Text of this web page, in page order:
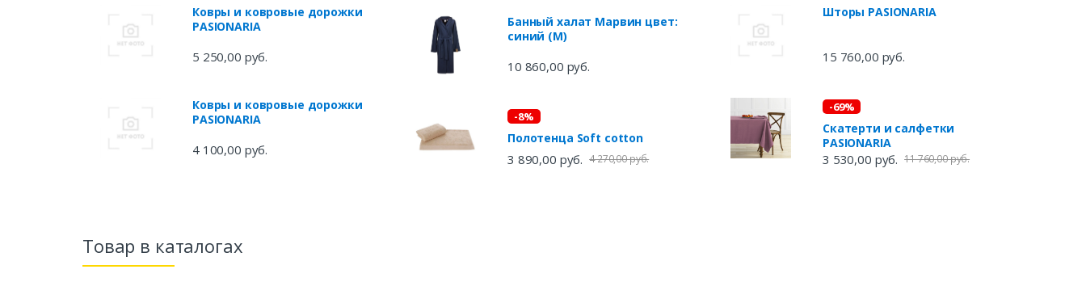
Ковры и ковровые дорожки
PASIONARIA
5 250,00 руб.
Ковры и ковровые дорожки
PASIONARIA
4 100,00 руб.
Банный халат Марвин цвет:
синий (M)
10 860,00 руб.
-8%
Полотенца Soft cotton
3 890,00 руб. 4 270,00 руб.
Шторы PASIONARIA
15 760,00 руб.
-69%
Скатерти и салфетки
PASIONARIA
3 530,00 руб. 11 760,00 руб.
Товар в каталогах